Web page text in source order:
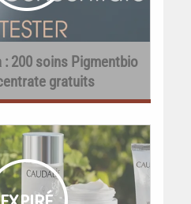
: 200 soins Pigmentbio
gratuits